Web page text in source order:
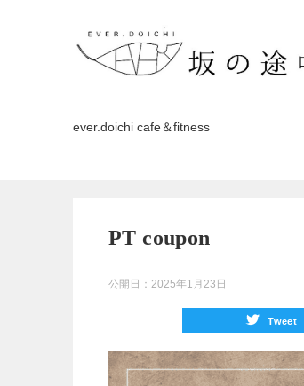
ever.doichi cafe＆fitness
PT coupon
公開日： 2025年1月23日
Tweet